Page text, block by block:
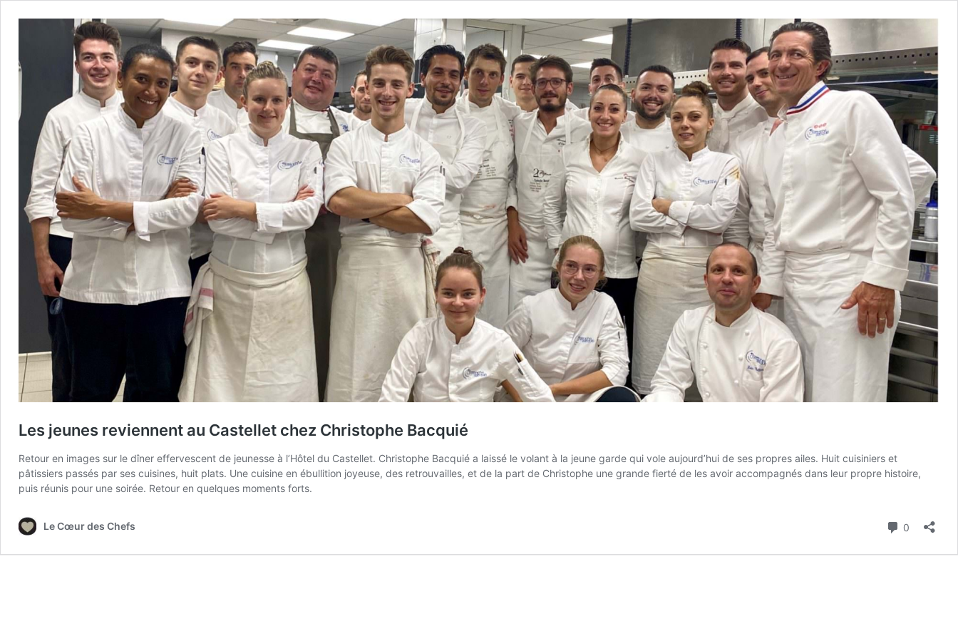
Les jeunes reviennent au Castellet chez Christophe Bacquié
Retour en images sur le dîner effervescent de jeunesse à l’Hôtel du Castellet. Christophe Bacquié a laissé le volant à la jeune garde qui vole aujourd’hui de ses propres ailes. Huit cuisiniers et
pâtissiers passés par ses cuisines, huit plats. Une cuisine en ébullition joyeuse, des retrouvailles, et de la part de Christophe une grande fierté de les avoir accompagnés dans leur propre histoire,
puis réunis pour une soirée. Retour en quelques moments forts.
Le Cœur des Chefs 0